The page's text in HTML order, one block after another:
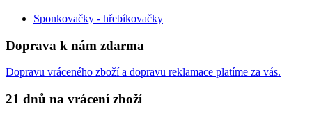
Sponkovačky - hřebíkovačky
Doprava k nám zdarma
Dopravu vráceného zboží a dopravu reklamace platíme za vás.
21 dnů na vrácení zboží